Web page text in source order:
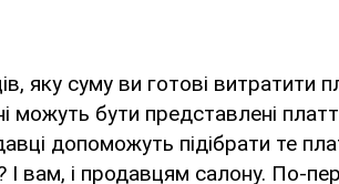
яку суму ви готові витратити
можуть бути представлені
допоможуть підібрати те
вам, і продавцям салону. По-